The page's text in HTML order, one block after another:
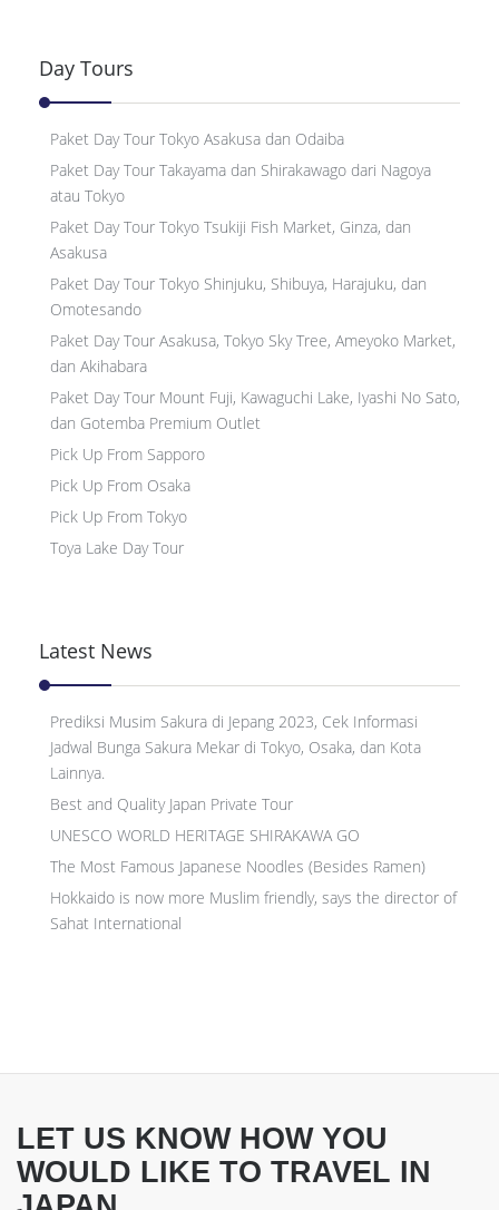
Day Tours
Paket Day Tour Tokyo Asakusa dan Odaiba
Paket Day Tour Takayama dan Shirakawago dari Nagoya
atau Tokyo
Paket Day Tour Tokyo Tsukiji Fish Market, Ginza, dan
Asakusa
Paket Day Tour Tokyo Shinjuku, Shibuya, Harajuku, dan
Omotesando
Paket Day Tour Asakusa, Tokyo Sky Tree, Ameyoko Market,
dan Akihabara
Paket Day Tour Mount Fuji, Kawaguchi Lake, Iyashi No Sato,
dan Gotemba Premium Outlet
Pick Up From Sapporo
Pick Up From Osaka
Pick Up From Tokyo
Toya Lake Day Tour
Latest News
Prediksi Musim Sakura di Jepang 2023, Cek Informasi
Jadwal Bunga Sakura Mekar di Tokyo, Osaka, dan Kota
Lainnya.
Best and Quality Japan Private Tour
UNESCO WORLD HERITAGE SHIRAKAWA GO
The Most Famous Japanese Noodles (Besides Ramen)
Hokkaido is now more Muslim friendly, says the director of
Sahat International
LET US KNOW HOW YOU
WOULD LIKE TO TRAVEL IN